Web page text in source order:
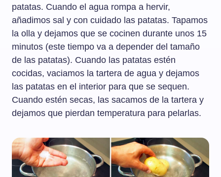
patatas. Cuando el agua rompa a hervir,
añadimos sal y con cuidado las patatas. Tapamos
la olla y dejamos que se cocinen durante unos 15
minutos (este tiempo va a depender del tamaño
de las patatas). Cuando las patatas estén
cocidas, vaciamos la tartera de agua y dejamos
las patatas en el interior para que se sequen.
Cuando estén secas, las sacamos de la tartera y
dejamos que pierdan temperatura para pelarlas.